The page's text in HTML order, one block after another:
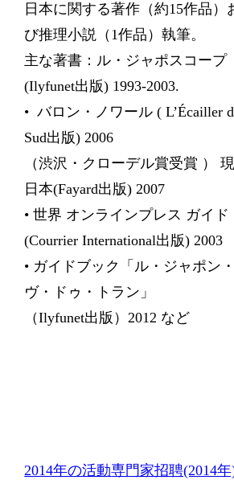
日本に関する著作（約15作品）
び推理小説（1作品）執筆。
主な著書：ル・ジャポスコープ
(Ilyfunet出版) 1993-2003.
• バロン・ノワール ( L’Écailler
Sud出版) 2006
（渋沢・クローデル賞受賞 ）
日本(Fayard出版) 2007
• 世界 オンラインプレス ガイド
(Courrier International出版) 2003
• ガイドブック「ル・ジャポン・
ヴ・ドゥ・トラン」
（Ilyfunet出版）2012 など
2014年の活動専門家招聘(2014